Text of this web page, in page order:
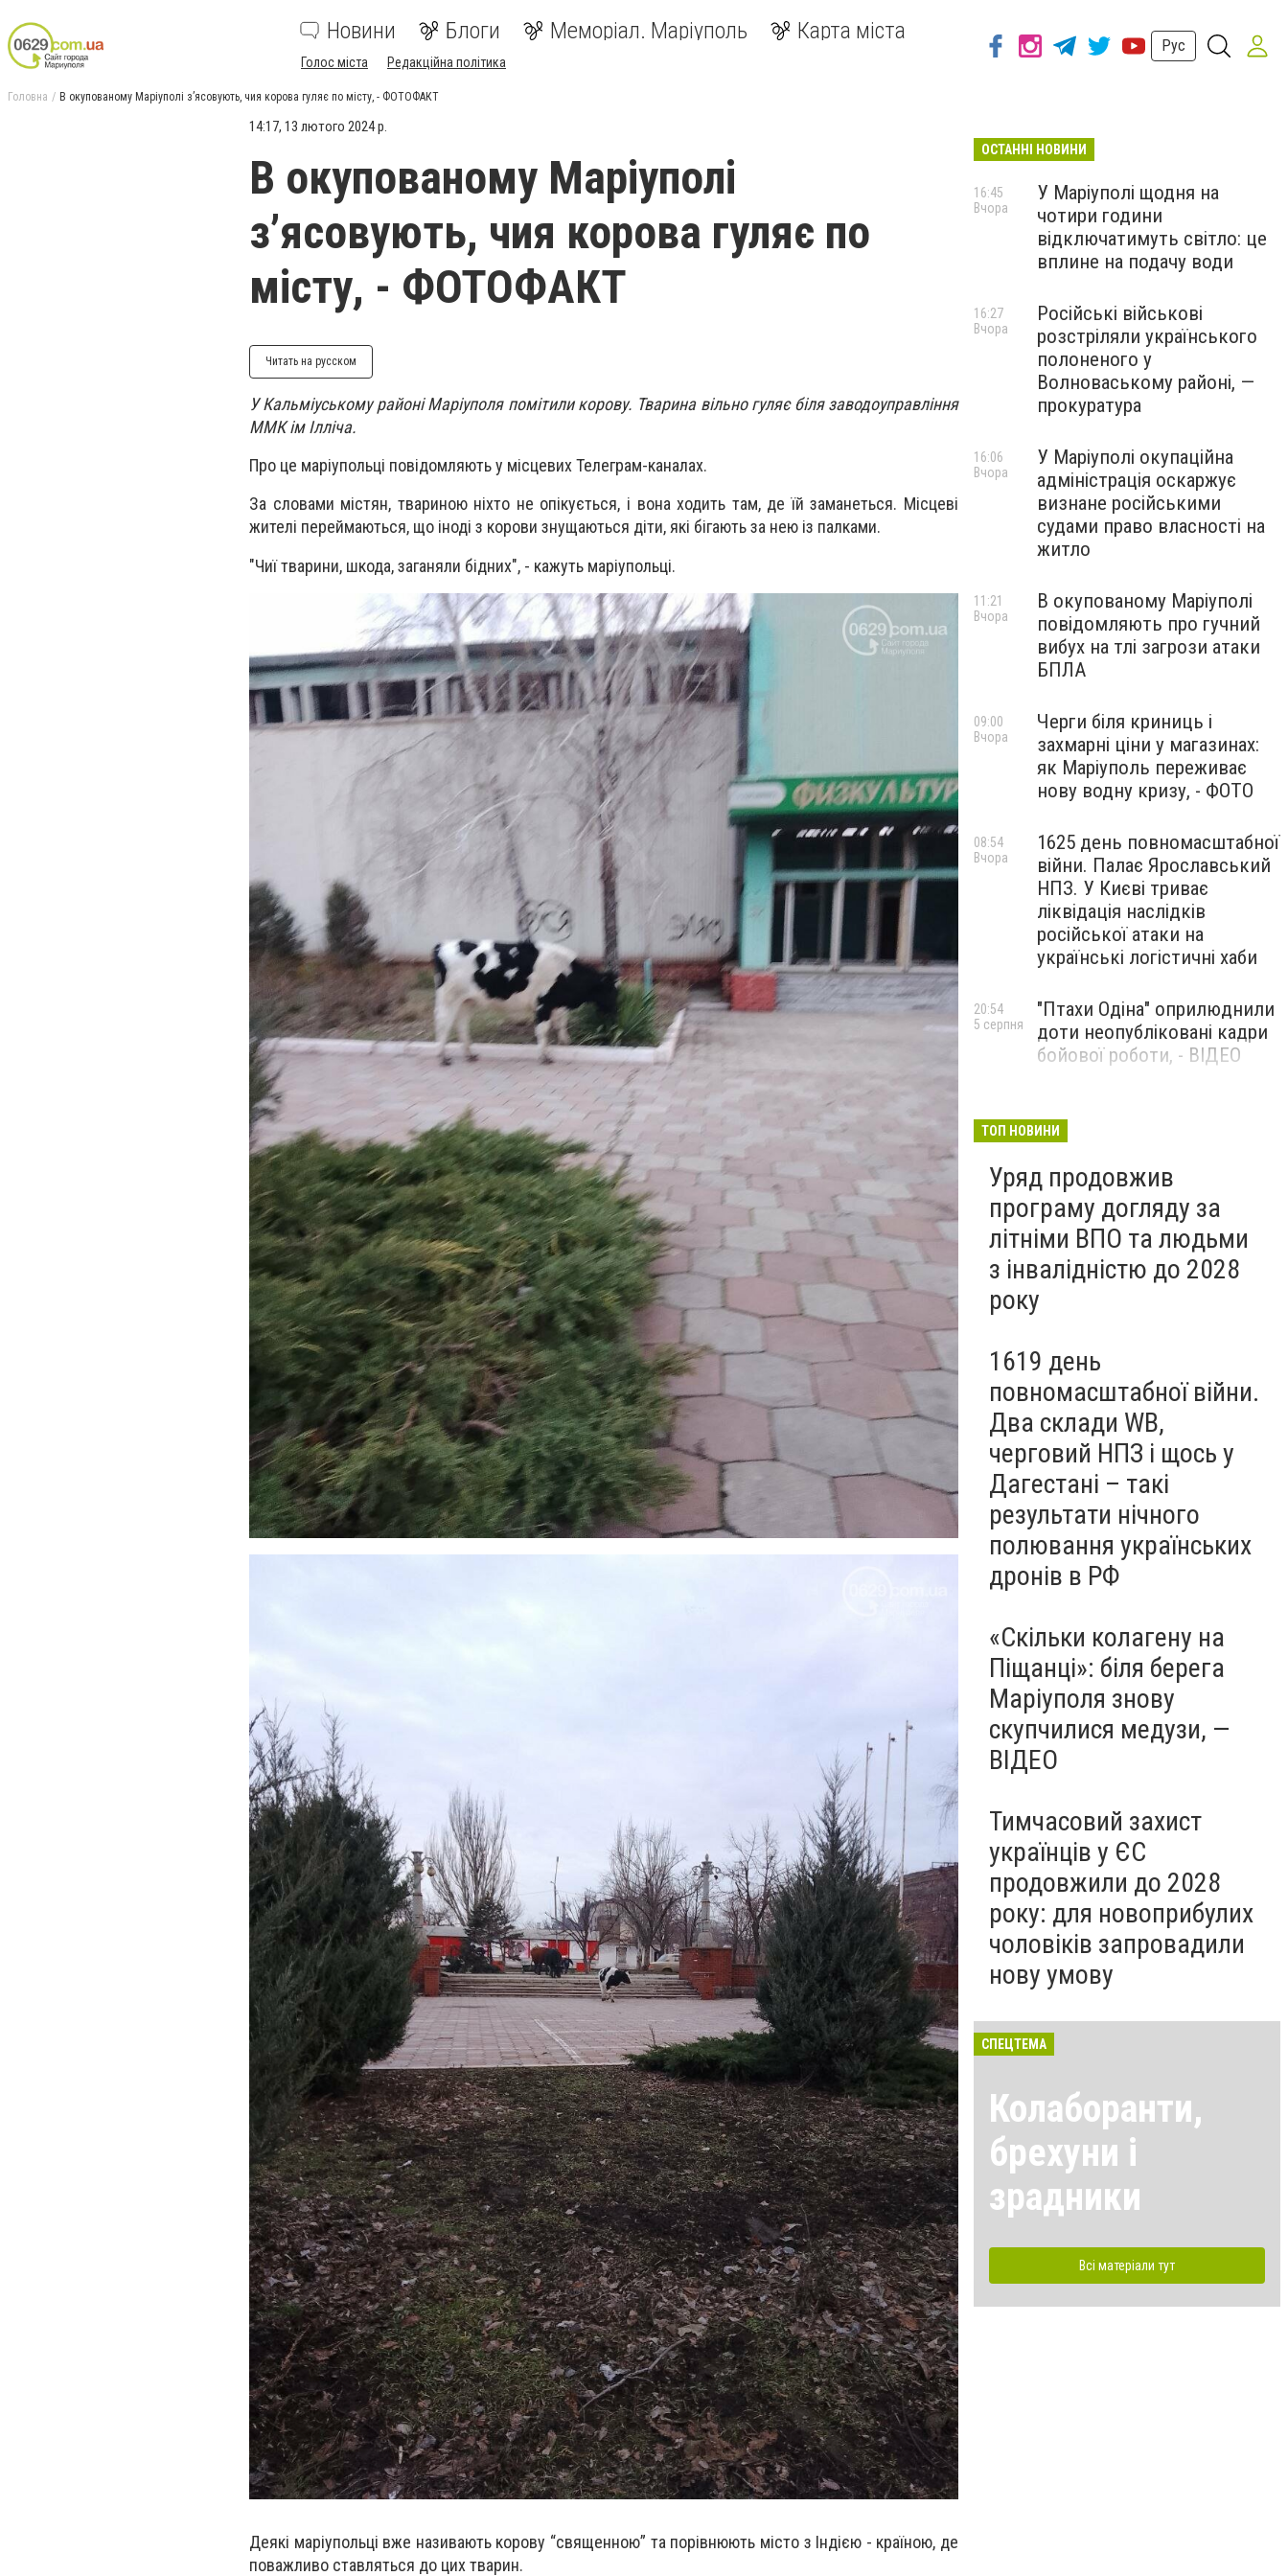
Новини Блоги Меморіал. Маріуполь Карта міста
Голос міста Редакційна політика
Рус
Головна В окупованому Маріуполі з’ясовують, чия корова гуляє по місту, - ФОТОФАКТ
14:17, 13 лютого 2024 р.
В окупованому Маріуполі
з’ясовують, чия корова гуляє по
місту, - ФОТОФАКТ
Читать на русском
У Кальміуському районі Маріуполя помітили корову. Тварина вільно гуляє біля заводоуправління
ММК ім Ілліча.
Про це маріупольці повідомляють у місцевих Телеграм-каналах.
За словами містян, твариною ніхто не опікується, і вона ходить там, де їй заманеться. Місцеві
жителі переймаються, що іноді з корови знущаються діти, які бігають за нею із палками.
"Чиї тварини, шкода, заганяли бідних", - кажуть маріупольці.
Деякі маріупольці вже називають корову “священною” та порівнюють місто з Індією - країною, де
поважливо ставляться до цих тварин.
ОСТАННІ НОВИНИ
У Маріуполі щодня на
чотири години
відключатимуть світло: це
вплине на подачу води
16:45
Вчора
Російські військові
розстріляли українського
полоненого у
Волноваському районі, —
прокуратура
16:27
Вчора
У Маріуполі окупаційна
адміністрація оскаржує
визнане російськими
судами право власності на
житло
16:06
Вчора
В окупованому Маріуполі
повідомляють про гучний
вибух на тлі загрози атаки
БПЛА
11:21
Вчора
Черги біля криниць і
захмарні ціни у магазинах:
як Маріуполь переживає
нову водну кризу, - ФОТО
09:00
Вчора
1625 день повномасштабної
війни. Палає Ярославський
НПЗ. У Києві триває
ліквідація наслідків
російської атаки на
українські логістичні хаби
08:54
Вчора
"Птахи Одіна" оприлюднили
доти неопубліковані кадри
бойової роботи, - ВІДЕО
20:54
5 серпня
Бєдняков зіграє тата
новому українському
фільмі, - ФОТО
5 серпня
ТОП НОВИНИ
Уряд продовжив
програму догляду за
літніми ВПО та людьми
з інвалідністю до 2028
року
1619 день
повномасштабної війни.
Два склади WB,
черговий НПЗ і щось у
Дагестані – такі
результати нічного
полювання українських
дронів в РФ
«Скільки колагену на
Піщанці»: біля берега
Маріуполя знову
скупчилися медузи, —
ВІДЕО
Тимчасовий захист
українців у ЄС
продовжили до 2028
року: для новоприбулих
чоловіків запровадили
нову умову
СПЕЦТЕМА
Колаборанти,
брехуни і
зрадники
Всі матеріали тут